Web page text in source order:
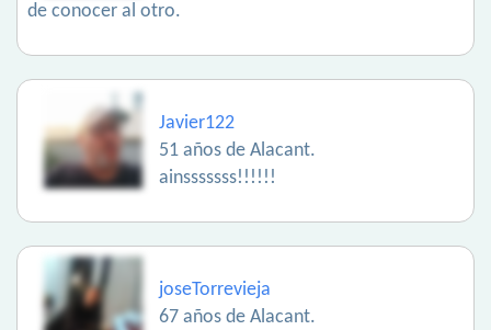
de conocer al otro.
Javier122
51 años de Alacant.
ainsssssss!!!!!!
joseTorrevieja
67 años de Alacant.